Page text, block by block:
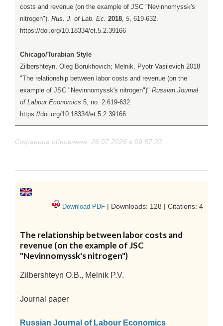
costs and revenue (on the example of JSC "Nevinnomyssk's
nitrogen"). Rus. J. of Lab. Ec. 2018, 5, 619-632.
https://doi.org/10.18334/et.5.2.39166
Chicago/Turabian Style
Zilbershteyn, Oleg Borukhovich; Melnik, Pyotr Vasilevich 2018
"The relationship between labor costs and revenue (on the
example of JSC "Nevinnomyssk's nitrogen")" Russian Journal
of Labour Economics 5, no. 2:619-632.
https://doi.org/10.18334/et.5.2.39166
Страница обновлена: 26.07.2026 в 09:57:22
Download PDF | Downloads: 128 | Citations: 4
The relationship between labor costs and
revenue (on the example of JSC
"Nevinnomyssk's nitrogen")
Zilbershteyn O.B., Melnik P.V.
Journal paper
Russian Journal of Labour Economics